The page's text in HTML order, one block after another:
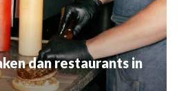
dan restaurants in